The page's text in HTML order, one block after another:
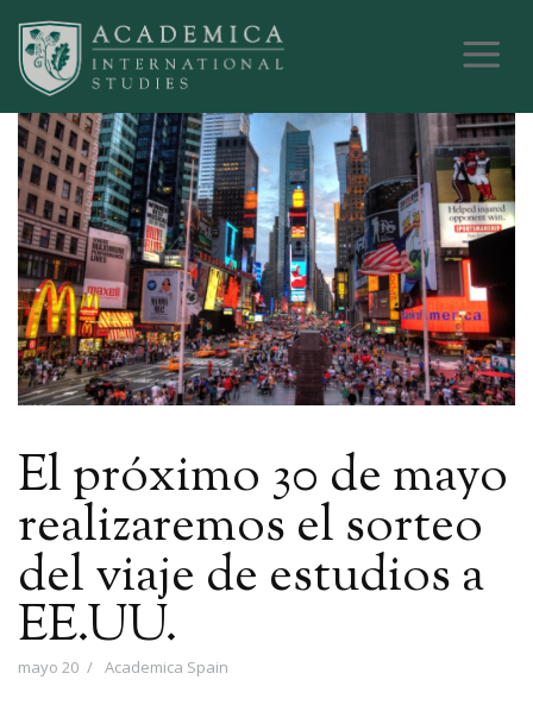
El próximo 30 de mayo
realizaremos el sorteo
del viaje de estudios a
EE.UU.
mayo 20 Academica Spain